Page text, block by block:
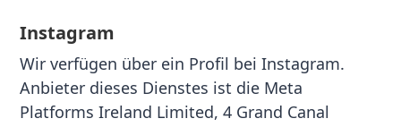
Instagram
Wir verfügen über ein Profil bei Instagram.
Anbieter dieses Dienstes ist die Meta
Platforms Ireland Limited, 4 Grand Canal